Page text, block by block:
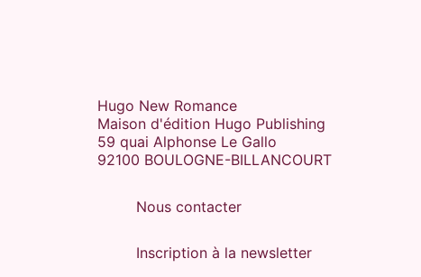
Hugo New Romance
Maison d'édition Hugo Publishing
59 quai Alphonse Le Gallo
92100 BOULOGNE-BILLANCOURT
Nous contacter
Inscription à la newsletter